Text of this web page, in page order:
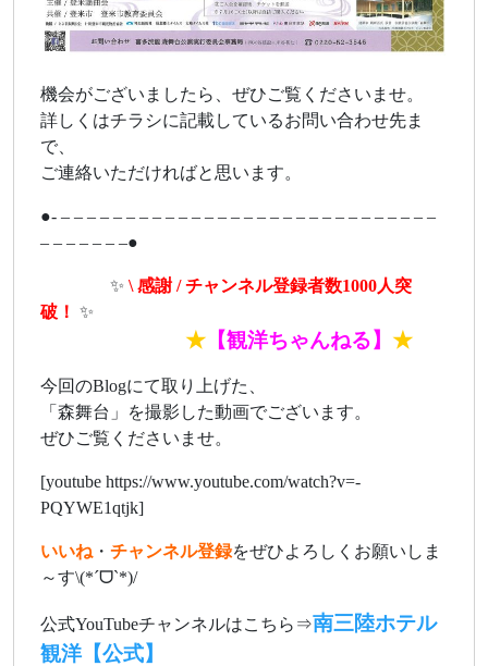
機会がございましたら、ぜひご覧くださいませ。
詳しくはチラシに記載しているお問い合わせ先ま
で、
ご連絡いただければと思います。
●- – – – – – – – – – – – – – – – – – – – – – – – – – – – – –
– – – – – – –●
✨ \ 感謝 / チャンネル登録者数1000人突
破！ ✨
★ 【観洋ちゃんねる】 ★
今回のBlogにて取り上げた、
「森舞台」を撮影した動画でございます。
ぜひご覧くださいませ。
[youtube https://www.youtube.com/watch?v=-
PQYWE1qtjk]
いいね ・ チャンネル登録をぜひよろしくお願いしま
～す\(*ˊᗜˋ*)/
公式YouTubeチャンネルはこちら⇒南三陸ホテル
観洋【公式】